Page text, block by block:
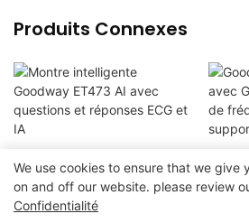
Produits Connexes
Goodway ET473 AI Avec
Questions Et Réponses
We use cookies to ensure that we give
on and off our website. please review
Confidentialité